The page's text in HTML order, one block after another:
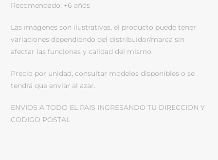
Recomendado: +6 años
Las imágenes son ilustrativas, el producto puede tener
variaciones dependiendo del distribuidor/marca sin
afectar las funciones y calidad del mismo.
Precio por unidad, consultar modelos disponibles o se
tendrá que enviar al azar.
ENVIOS A TODO EL PAIS INGRESANDO TU DIRECCION Y
CODIGO POSTAL